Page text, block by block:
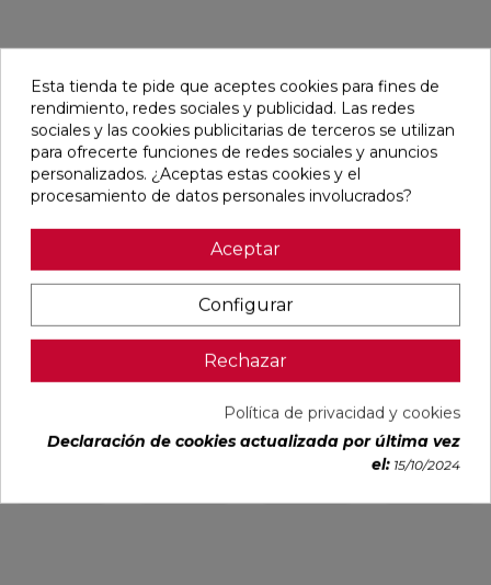
Pensamos que te puede interesar
MATE
33,3X33,3
16,87 €
favorite
UNIQ MOON
29,5X59,5
RECTIFICADO
Colorker
30,13 €
incl.)
favorite
CONCEPT
MOON MATE
29,5X59,5
RECTIFICADO
Ref:
PVP
32,07 €
/m²
(IVA
favorite
29,5X59,5
RECTIFICADO
32,07 €
/m²
(IVA
incl.)
VER MÁS
Esta tienda te pide que aceptes cookies para fines de
rendimiento, redes sociales y publicidad. Las redes
sociales y las cookies publicitarias de terceros se utilizan
para ofrecerte funciones de redes sociales y anuncios
personalizados. ¿Aceptas estas cookies y el
procesamiento de datos personales involucrados?
Aceptar
Configurar
Rechazar
Política de privacidad y cookies
Declaración de cookies actualizada por última vez
el: 15/10/2024